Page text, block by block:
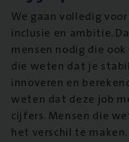
We gaan volledig
inclusie en ambitie.
mensen nodig die
die weten dat je
innoveren en
weten dat deze job
cijfers. Mensen die
het verschil te